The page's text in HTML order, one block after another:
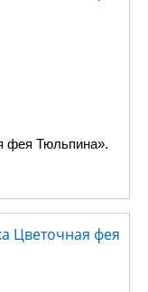
фея Тюльпина».